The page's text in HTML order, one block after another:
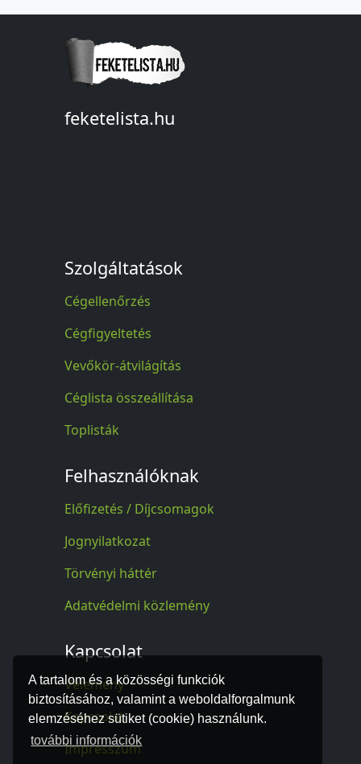
A tartalom és a közösségi funkciók
biztosításához, valamint a weboldalforgalmunk
elemzéséhez sütiket (cookie) használunk.
további információk
feketelista.hu
Szolgáltatások
Cégellenőrzés
Cégfigyeltetés
Vevőkör-átvilágítás
Céglista összeállítása
Toplisták
Felhasználóknak
Előfizetés / Díjcsomagok
Jognyilatkozat
Törvényi háttér
Adatvédelmi közlemény
Kapcsolat
Vélemény
Kapcsolat
Impresszum